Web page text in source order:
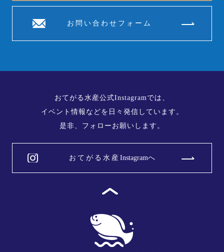
お問い合わせフォーム
おてがる水産公式Instagramでは、
​​​​​​​イベント情報などを日々発信しています。
是非、フォローお願いします。
おてがる水産 Instagramへ